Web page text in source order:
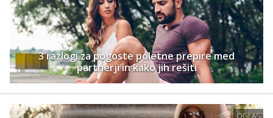
3 razlogi za pogoste poletne prepire med
partnerji in kako jih rešiti